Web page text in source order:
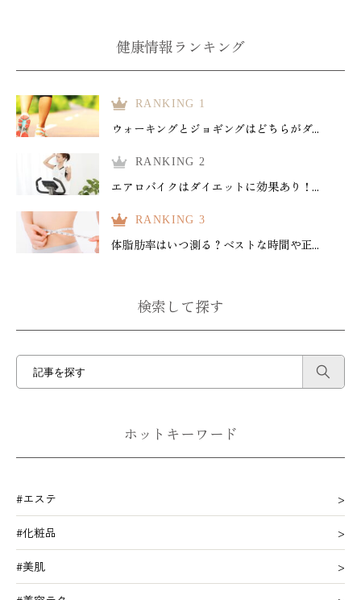
健康情報ランキング
RANKING 1
ウォーキングとジョギングはどちらがダ...
RANKING 2
エアロバイクはダイエットに効果あり！...
RANKING 3
体脂肪率はいつ測る？ベストな時間や正...
検索して探す
ホットキーワード
#エステ
#化粧品
#美肌